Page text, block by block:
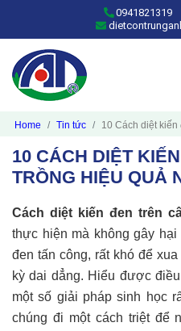
0941821319
Home Tin tức 10 Cách diệt
10 CÁCH DIỆT
TRỒNG HIỆU QUẢ
Cách diệt kiến đen trên
thực hiện mà không gây
đen tấn công, rất khó để
kỳ dai dẳng. Hiểu được
một số giải pháp sinh học
chúng đi một cách triệt để